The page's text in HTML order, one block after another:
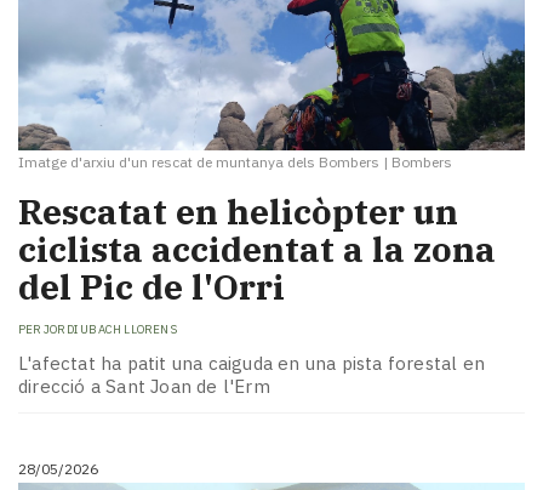
Imatge d'arxiu d'un rescat de muntanya dels Bombers | Bombers
​Rescatat en helicòpter un
ciclista accidentat a la zona
del Pic de l'Orri
PER JORDI UBACH LLORENS
L'afectat ha patit una caiguda en una pista forestal en
direcció a Sant Joan de l'Erm
28/05/2026